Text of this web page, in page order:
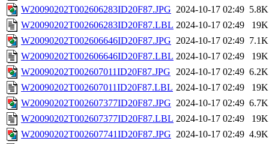
W20090202T002606283ID20F87.JPG 2024-10-17 02:49 5.8K
W20090202T002606283ID20F87.LBL 2024-10-17 02:49
19K
W20090202T002606646ID20F87.JPG 2024-10-17 02:49 7.1K
W20090202T002606646ID20F87.LBL 2024-10-17 02:49
19K
W20090202T002607011ID20F87.JPG 2024-10-17 02:49 6.2K
W20090202T002607011ID20F87.LBL 2024-10-17 02:49
19K
W20090202T002607377ID20F87.JPG 2024-10-17 02:49 6.7K
W20090202T002607377ID20F87.LBL 2024-10-17 02:49
19K
W20090202T002607741ID20F87.JPG 2024-10-17 02:49 4.9K